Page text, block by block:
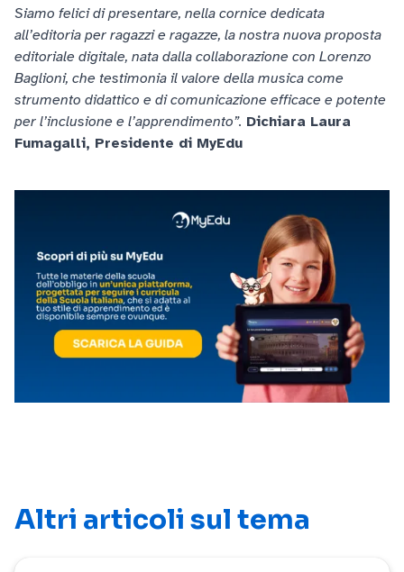
Siamo felici di presentare, nella cornice dedicata
all’editoria per ragazzi e ragazze, la nostra nuova proposta
editoriale digitale, nata dalla collaborazione con Lorenzo
Baglioni, che testimonia il valore della musica come
strumento didattico e di comunicazione efficace e potente
per l’inclusione e l’apprendimento”. Dichiara Laura
Fumagalli, Presidente di MyEdu
Altri articoli sul tema